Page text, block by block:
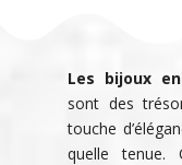
Les bijoux
sont des
touche
quelle tenue.